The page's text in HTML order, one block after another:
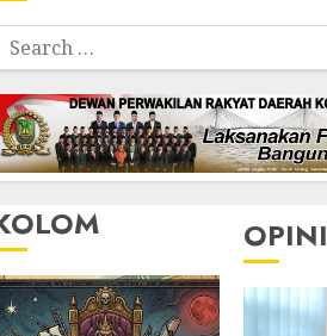
Search
OPINI